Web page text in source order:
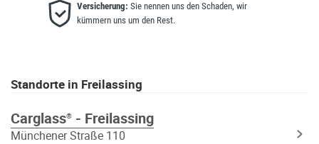
Versicherung: Sie nennen uns den Schaden, wir
kümmern uns um den Rest.
Standorte in Freilassing
Carglass® - Freilassing
Münchener Straße 110